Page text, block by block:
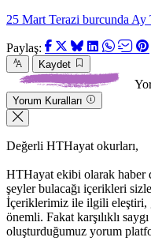
25 Mart Terazi burcunda Ay
Paylaş:
Kaydet
Yorum Kuralları
Değerli HTHayat okurları,
HTHayat ekibi olarak haber
şeyler bulacağı içerikleri
İçeriklerimiz ile ilgili eleştiri,
önemli. Fakat karşılıklı
oluşturduğumuz yorum